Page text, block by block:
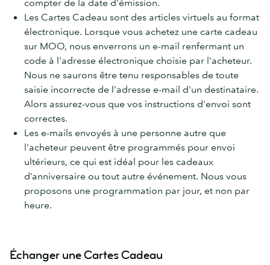
compter de la date d'émission.
Les Cartes Cadeau sont des articles virtuels au format
électronique. Lorsque vous achetez une carte cadeau
sur MOO, nous enverrons un e-mail renfermant un
code à l'adresse électronique choisie par l'acheteur.
Nous ne saurons être tenu responsables de toute
saisie incorrecte de l'adresse e-mail d'un destinataire.
Alors assurez-vous que vos instructions d'envoi sont
correctes.
Les e-mails envoyés à une personne autre que
l'acheteur peuvent être programmés pour envoi
ultérieurs, ce qui est idéal pour les cadeaux
d’anniversaire ou tout autre événement. Nous vous
proposons une programmation par jour, et non par
heure.
Échanger une Cartes Cadeau